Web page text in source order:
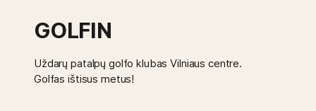
GOLFIN
Uždarų patalpų golfo klubas Vilniaus centre.
Golfas ištisus metus!